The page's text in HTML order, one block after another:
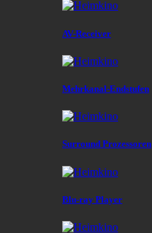
AV-Receiver
Mehrkanal-Endstufen
Surround Prozessoren
Blu-ray Player